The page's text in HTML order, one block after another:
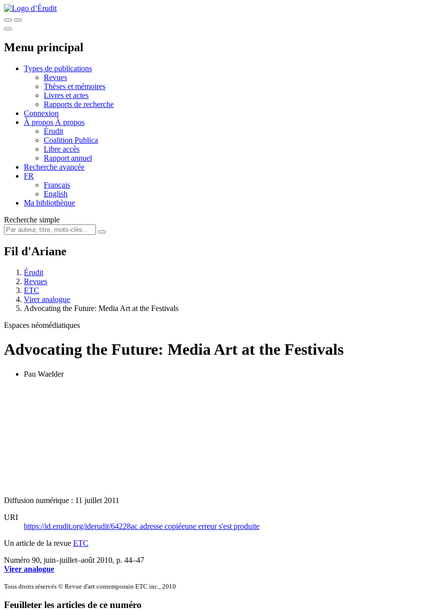
Menu principal
Types de publications
Revues
Thèses et mémoires
Livres et actes
Rapports de recherche
Connexion
À propos À propos
Érudit
Coalition Publica
Libre accès
Rapport annuel
Recherche avancée
FR
Français
English
Ma bibliothèque
Recherche simple
Fil d'Ariane
Érudit
Revues
ETC
Virer analogue
Advocating the Future: Media Art at the Festivals
Espaces néomédiatiques
Advocating the Future: Media Art at the Festivals
Pau Waelder
Diffusion numérique : 11 juillet 2011
URI
https://id.erudit.org/iderudit/64228ac adresse copiéeune erreur s'est produite
Un article de la revue ETC
Numéro 90, juin–juillet–août 2010, p. 44–47
Virer analogue
Tous droits réservés © Revue d'art contemporain ETC inc., 2010
Feuilleter les articles de ce numéro